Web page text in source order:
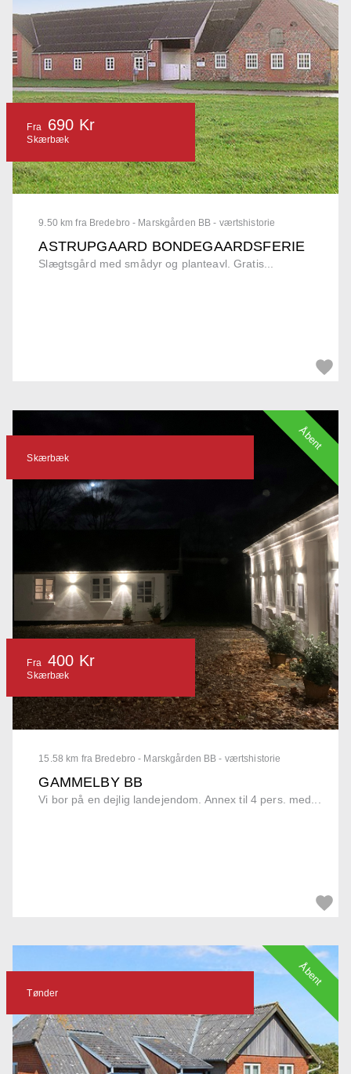
9.50 km fra Bredebro - Marskgården BB - værtshistorie
ASTRUPGAARD BONDEGAARDSFERIE
Slægtsgård med smådyr og planteavl. Gratis...
Fra 690 Kr
Skærbæk
15.58 km fra Bredebro - Marskgården BB - værtshistorie
GAMMELBY BB
Vi bor på en dejlig landejendom. Annex til 4 pers. med...
Skærbæk
Fra 400 Kr
Skærbæk
Åbent
Tønder
Åbent